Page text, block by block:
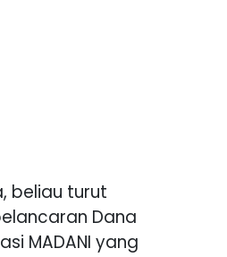
beliau turut
Dana
MADANI yang